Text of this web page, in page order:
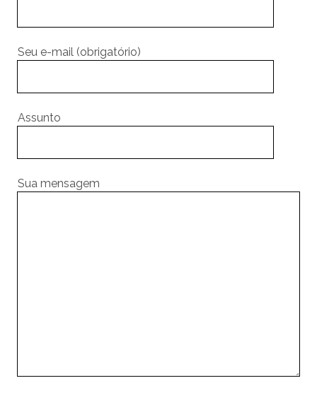
Seu e-mail (obrigatório)
Assunto
Sua mensagem